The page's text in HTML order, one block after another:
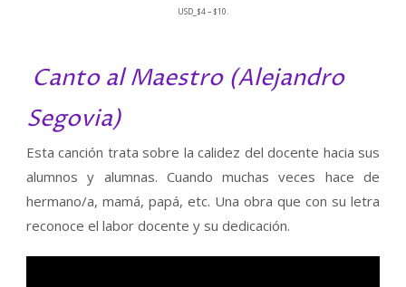
USD $4–$10
hasta
$10
.
Canto al Maestro (Alejandro
Segovia)
Esta canción trata sobre la calidez del docente hacia sus
alumnos y alumnas. Cuando muchas veces hace de
hermano/a, mamá, papá, etc. Una obra que con su letra
reconoce el labor docente y su dedicación.